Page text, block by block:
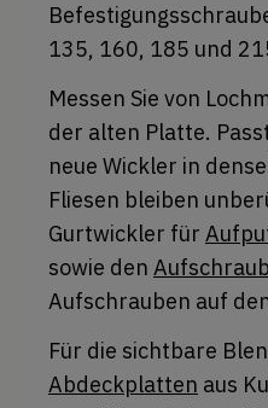
135, 160, 185 und
Messen Sie von
der alten Platte.
neue Wickler in
Fliesen bleiben
Gurtwickler für
sowie den
Aufschrauben auf
Für die sichtbare
Abdeckplatten aus